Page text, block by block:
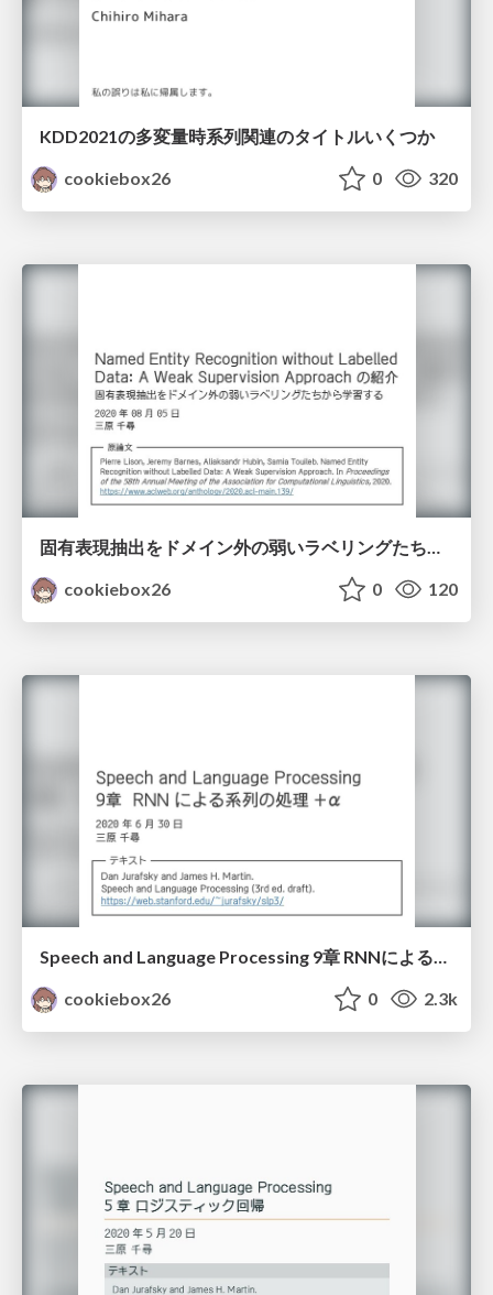
KDD2021の多変量時系列関連のタイトルいくつか
cookiebox26
0 320
固有表現抽出をドメイン外の弱いラベリングたちから学習する
cookiebox26
0 120
Speech and Language Processing 9章 RNNによる系列の処理
cookiebox26
0 2.3k